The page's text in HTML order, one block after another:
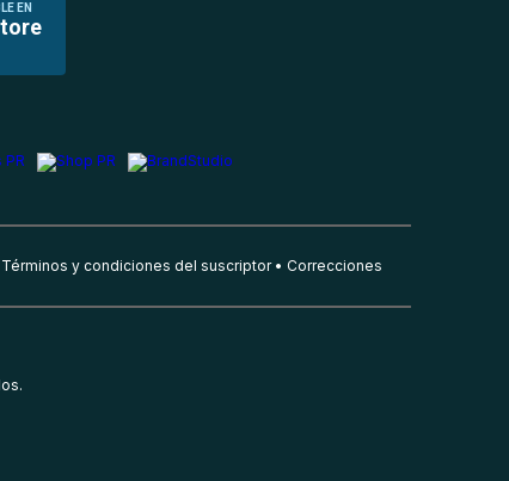
EN
Términos y condiciones del suscriptor Correcciones